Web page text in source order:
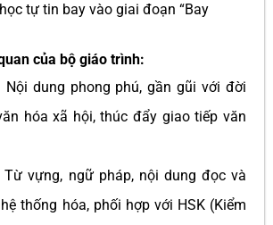
tự tin bay vào giai đoạn “Bay
của bộ giáo trình:
Nội dung phong phú, gần gũi với đời
hóa xã hội, thúc đẩy giao tiếp văn
Từ vựng, ngữ pháp, nội dung đọc và
thống hóa, phối hợp với HSK (Kiểm